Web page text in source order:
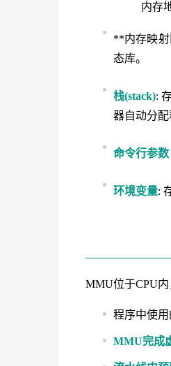
内存
**内存映射
态库。
栈(stack):
器自动分配
命令行参数
环境变量:
MMU位于CPU内
程序中使
MMU完成